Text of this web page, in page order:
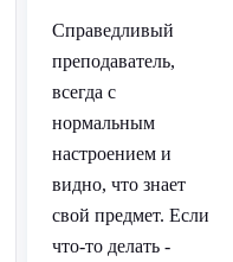
Справедливый
преподаватель,
всегда с
нормальным
настроением и
видно, что знает
свой предмет. Если
что-то делать -